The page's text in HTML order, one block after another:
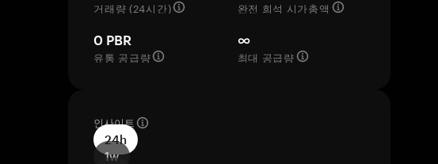
거래량 (24시간)
완전 희석 시가총액
0 PBR
유통 공급량
∞
최대 공급량
인사이트
24h
1w